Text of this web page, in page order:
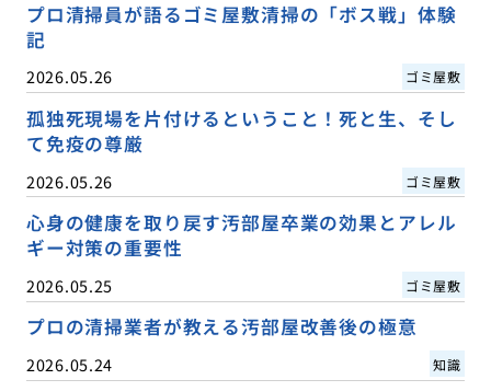
プロ清掃員が語るゴミ屋敷清掃の「ボス戦」体験
記
2026.05.26 ゴミ屋敷
孤独死現場を片付けるということ！死と生、そし
て免疫の尊厳
2026.05.26 ゴミ屋敷
心身の健康を取り戻す汚部屋卒業の効果とアレル
ギー対策の重要性
2026.05.25 ゴミ屋敷
プロの清掃業者が教える汚部屋改善後の極意
2026.05.24 知識